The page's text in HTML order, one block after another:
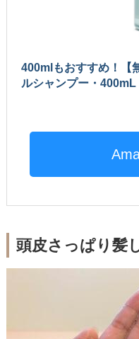
400mlもおすすめ！【
ルシャンプー・400mL
頭皮さっぱり髪